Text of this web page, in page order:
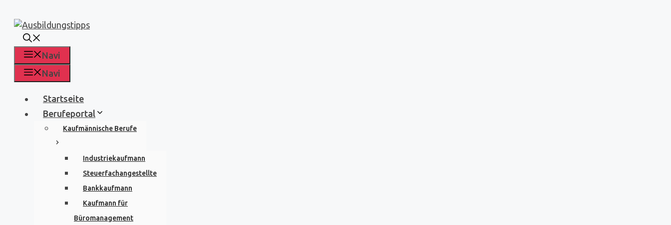
Inhalt
springen
Navi
Navi
Startseite
Berufeportal
Kaufmännische Berufe
Industriekaufmann
Steuerfachangestellte
Bankkaufmann
Kaufmann für
Büromanagement